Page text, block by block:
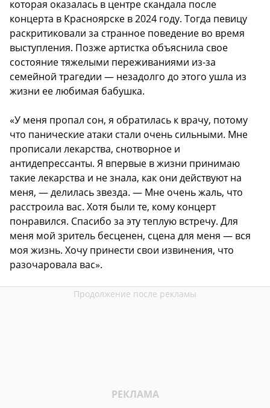
которая оказалась в центре скандала после
концерта в Красноярске в 2024 году. Тогда певицу
раскритиковали за странное поведение во время
выступления. Позже артистка объяснила свое
состояние тяжелыми переживаниями из-за
семейной трагедии — незадолго до этого ушла из
жизни ее любимая бабушка.
«У меня пропал сон, я обратилась к врачу, потому
что панические атаки стали очень сильными. Мне
прописали лекарства, снотворное и
антидепрессанты. Я впервые в жизни принимаю
такие лекарства и не знала, как они действуют на
меня, — делилась звезда. — Мне очень жаль, что
расстроила вас. Хотя были те, кому концерт
понравился. Спасибо за эту теплую встречу. Для
меня мой зритель бесценен, сцена для меня — вся
моя жизнь. Хочу принести свои извинения, что
разочаровала вас».